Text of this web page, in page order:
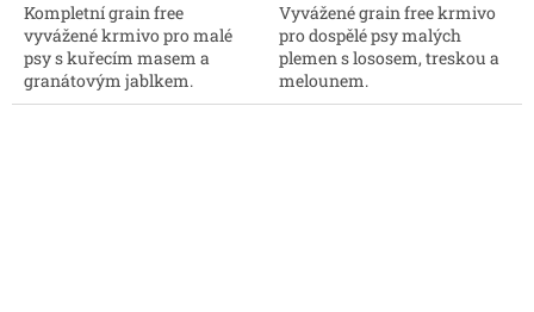
Kompletní grain free
vyvážené krmivo pro malé
psy s kuřecím masem a
granátovým jablkem.
Vyvážené grain free krmivo
pro dospělé psy malých
plemen s lososem, treskou a
melounem.